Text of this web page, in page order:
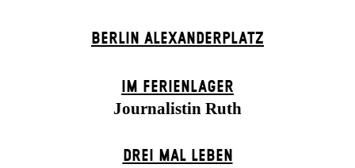
BERLIN ALEXANDER­PLATZ
IM FERIEN­LAGER
Journalistin Ruth
DREI MAL LEBEN